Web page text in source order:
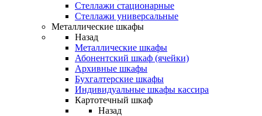
Стеллажи стационарные
Стеллажи универсальные
Металлические шкафы
Назад
Металлические шкафы
Абонентский шкаф (ячейки)
Архивные шкафы
Бухгалтерские шкафы
Индивидуальные шкафы кассира
Картотечный шкаф
Назад